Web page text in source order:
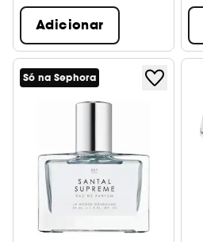
Adicionar
Só na Sephora